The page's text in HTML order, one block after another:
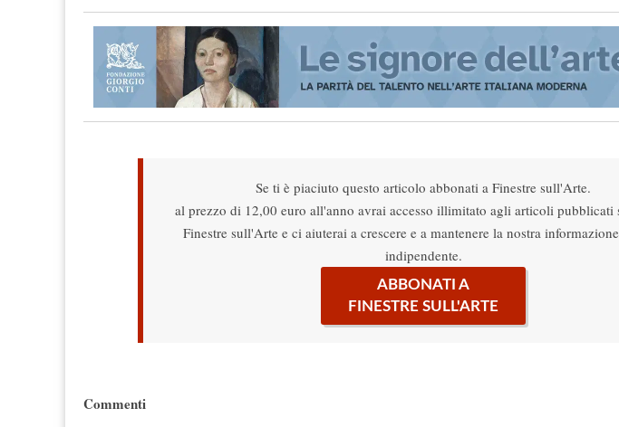
Se ti è piaciuto questo articolo abbonati a Finestre sull'Arte.
al prezzo di 12,00 euro all'anno avrai accesso illimitato agli articoli pubblicati
Finestre sull'Arte e ci aiuterai a crescere e a mantenere la nostra
indipendente.
ABBONATI A
FINESTRE SULL'ARTE
Commenti